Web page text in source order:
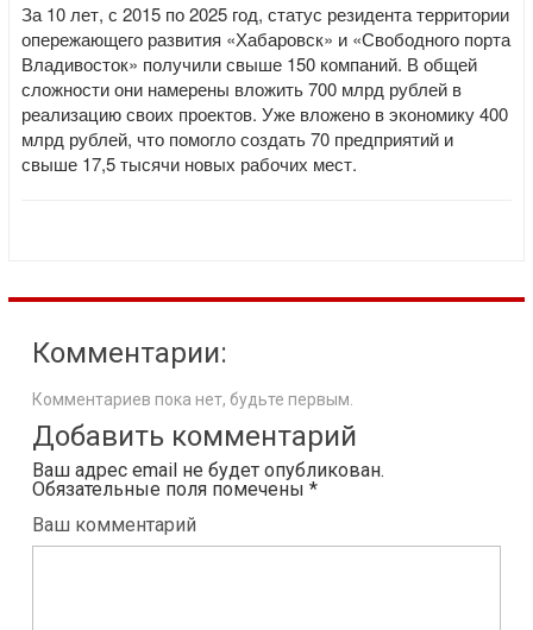
За 10 лет, с 2015 по 2025 год, статус резидента территории
опережающего развития «Хабаровск» и «Свободного порта
Владивосток» получили свыше 150 компаний. В общей
сложности они намерены вложить 700 млрд рублей в
реализацию своих проектов. Уже вложено в экономику 400
млрд рублей, что помогло создать 70 предприятий и
свыше 17,5 тысячи новых рабочих мест.
Комментарии:
Комментариев пока нет, будьте первым.
Добавить комментарий
Ваш адрес email не будет опубликован.
Обязательные поля помечены *
Ваш комментарий